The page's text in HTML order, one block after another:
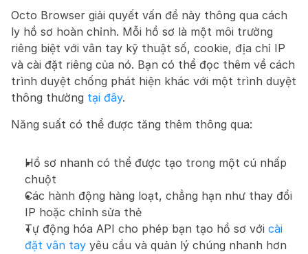
Octo Browser giải quyết vấn đề này thông qua cách
ly hồ sơ hoàn chỉnh. Mỗi hồ sơ là một môi trường
riêng biệt với vân tay kỹ thuật số, cookie, địa chỉ IP
và cài đặt riêng của nó. Bạn có thể đọc thêm về cách
trình duyệt chống phát hiện khác với một trình duyệt
thông thường tại đây.
Năng suất có thể được tăng thêm thông qua:
Hồ sơ nhanh có thể được tạo trong một cú nhấp
chuột
Các hành động hàng loạt, chẳng hạn như thay đổi
IP hoặc chỉnh sửa thẻ
Tự động hóa API cho phép bạn tạo hồ sơ với cài
đặt vân tay yêu cầu và quản lý chúng nhanh hơn